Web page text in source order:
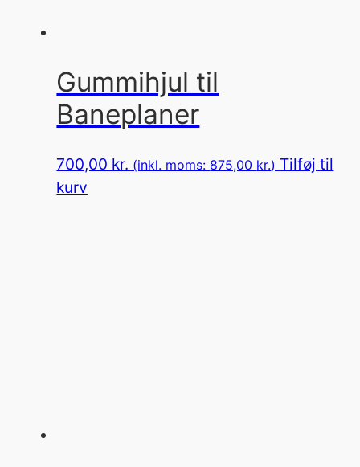
Gummihjul til
Baneplaner
700,00 kr. (inkl. moms: 875,00 kr.) Tilføj til
kurv